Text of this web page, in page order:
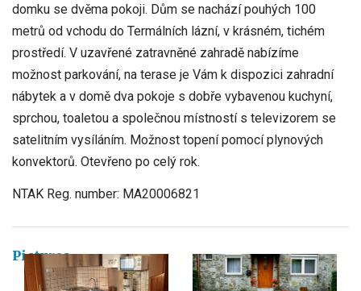
domku se dvěma pokoji. Dům se nachází pouhých 100
metrů od vchodu do Termálních lázní, v krásném, tichém
prostředí. V uzavřené zatravněné zahradě nabízíme
možnost parkování, na terase je Vám k dispozici zahradní
nábytek a v domě dva pokoje s dobře vybavenou kuchyní,
sprchou, toaletou a společnou místností s televizorem se
satelitním vysíláním. Možnost topení pomocí plynových
konvektorů. Otevřeno po celý rok.
NTAK Reg. number: MA20006821
Pictures